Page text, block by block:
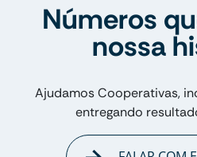
Números
nossa
Ajudamos Cooperativas,
entregando